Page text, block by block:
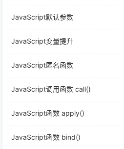
JavaScript默认参数
JavaScript变量提升
JavaScript匿名函数
JavaScript调用函数 call()
JavaScript函数 apply()
JavaScript函数 bind()